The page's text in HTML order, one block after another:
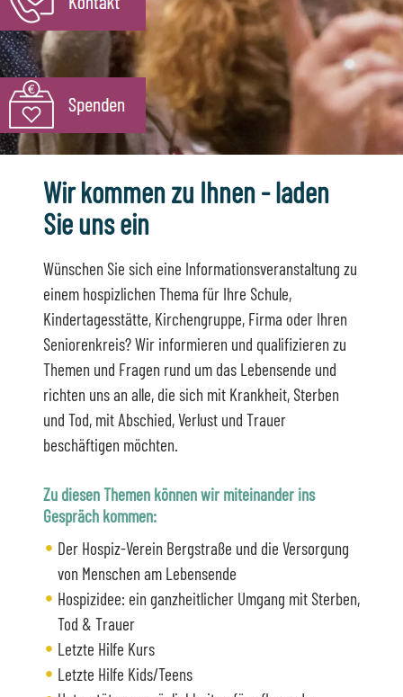
Wir kommen zu Ihnen - laden
Sie uns ein
Wünschen Sie sich eine Informationsveranstaltung zu
einem hospizlichen Thema für Ihre Schule,
Kindertagesstätte, Kirchengruppe, Firma oder Ihren
Seniorenkreis? Wir informieren und qualifizieren zu
Themen und Fragen rund um das Lebensende und
richten uns an alle, die sich mit Krankheit, Sterben
und Tod, mit Abschied, Verlust und Trauer
beschäftigen möchten.
Zu diesen Themen können wir miteinander ins
Gespräch kommen:
Der Hospiz-Verein Bergstraße und die Versorgung
von Menschen am Lebensende
Hospizidee: ein ganzheitlicher Umgang mit Sterben,
Tod & Trauer
Letzte Hilfe Kurs
Letzte Hilfe Kids/Teens